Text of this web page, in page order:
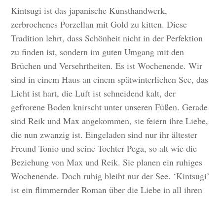
Kintsugi ist das japanische Kunsthandwerk,
zerbrochenes Porzellan mit Gold zu kitten. Diese
Tradition lehrt, dass Schönheit nicht in der Perfektion
zu finden ist, sondern im guten Umgang mit den
Brüchen und Versehrtheiten. Es ist Wochenende. Wir
sind in einem Haus an einem spätwinterlichen See, das
Licht ist hart, die Luft ist schneidend kalt, der
gefrorene Boden knirscht unter unseren Füßen. Gerade
sind Reik und Max angekommen, sie feiern ihre Liebe,
die nun zwanzig ist. Eingeladen sind nur ihr ältester
Freund Tonio und seine Tochter Pega, so alt wie die
Beziehung von Max und Reik. Sie planen ein ruhiges
Wochenende. Doch ruhig bleibt nur der See. ‘Kintsugi’
ist ein flimmernder Roman über die Liebe in all ihren